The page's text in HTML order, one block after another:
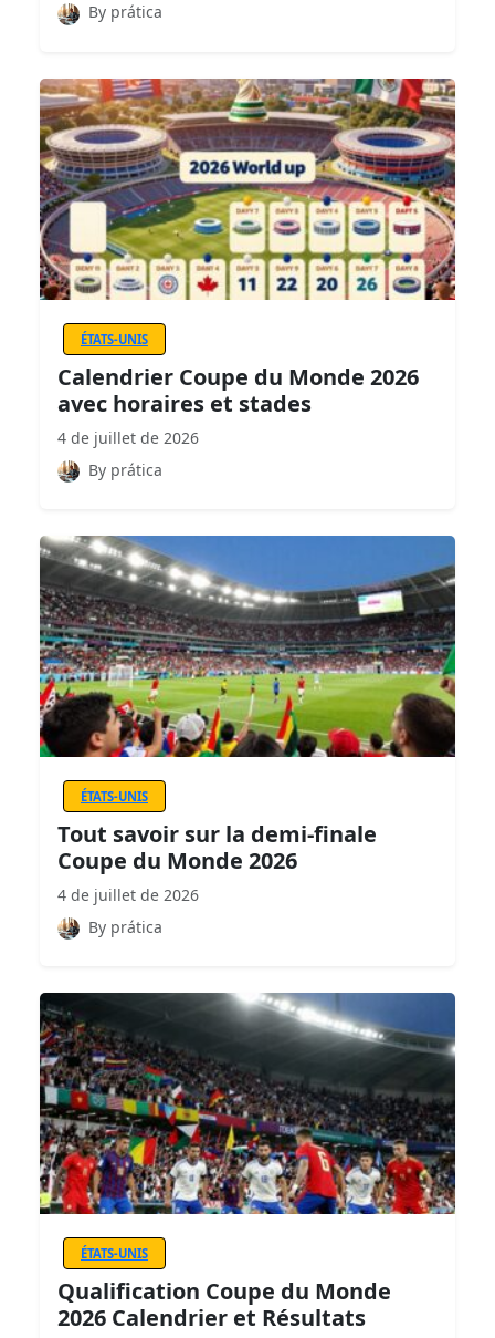
By prática
ÉTATS-UNIS
Calendrier Coupe du Monde 2026
avec horaires et stades
4 de juillet de 2026
By prática
ÉTATS-UNIS
Tout savoir sur la demi-finale
Coupe du Monde 2026
4 de juillet de 2026
By prática
ÉTATS-UNIS
Qualification Coupe du Monde
2026 Calendrier et Résultats